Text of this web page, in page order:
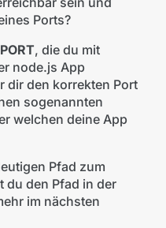
Ports?
PORT, die du mit
node.js App
dir den korrekten Port
sogenannten
welchen deine App
Pfad zum
du den Pfad in der
im nächsten